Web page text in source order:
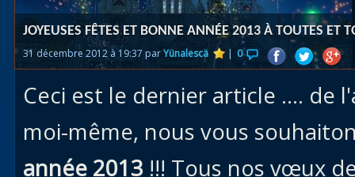
des îles
JOYEUSES FÊTES ET BONNE ANNÉE 2013 À TOUTES ET
31 décembre 2012 à 19:37 parYünalescä | 0
Ceci est le dernier article .... de
moi-même, nous vous
année 2013 !!! Tous nos vœux